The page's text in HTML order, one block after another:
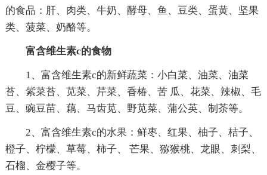
的食品：肝、肉类、牛奶、酵母、鱼、豆类、蛋黄、坚果
类、菠菜、奶酪等。
富含维生素c的食物
1、富含维生素c的新鲜蔬菜：小白菜、油菜、油菜
苔、紫菜苔、苋菜、芹菜、香椿、苦 瓜、花菜、辣椒、毛
豆、豌豆苗、藕、马齿苋、野苋菜、蒲公英、制茶等。
2、富含维生素c的水果：鲜枣、红果、柚子、桔子、
橙子、柠檬、草莓、柿子、 芒果、猕猴桃、龙眼、刺梨、
石榴、金樱子等。